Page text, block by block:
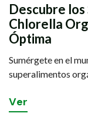
Descubre
Chlorella
Óptima
Sumérgete en el
superalimentos
Ver